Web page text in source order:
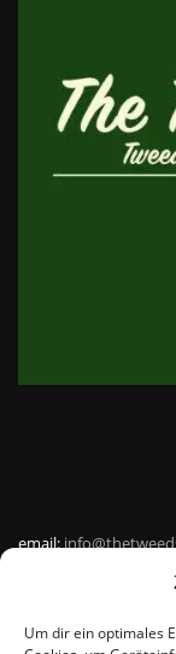
Um dir ein optimales
email:
Kvk Nummer:
MWSnr: